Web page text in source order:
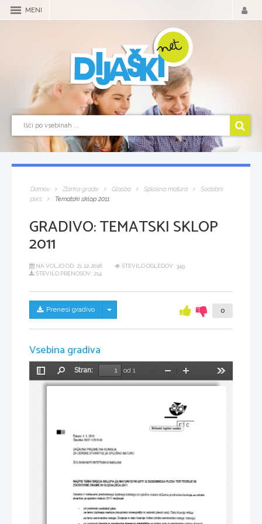
MENI
Domov Zbirka gradiv Glasba Splošna matura
Sodobni
ples
Tematski sklop 2011
GRADIVO:TEMATSKI SKLOP
2011
NA VOLJO OD: 21.12.2018
ŠTEVILO OGLEDOV: 349
ŠTEVILO PRENOSOV: 214
Prenesi gradivo Skrij/prikaži meni 0
Vsebina gradiva
Preklopi
stransko
Stran:
od 1
Pomanjšaj
J
g
-
r c
rDatum:2.3.2010
Stevilka: 6037 -1 12010-M
DRZAVNA PREDMETNA KOMISIJA
ZA ODRSKE STVARITVE ZA SPLOSNO MATURO
SolsrcM MATURTTETNTM KoMtslJAM
RAZPIS TEMATSKEGA SKLOPAZA MATURITETNI IZPIT IZ SODOBNEGA PLESA TER TEORIJE IN
zcoDovtNE DRAME rn oleoRl6enzott
Skladno z zahtevami predmetnega izpitnega kataloga za splo5no maturo drZavna predmetna komisija za odrske
stvaritve za splo5no maturo 2011 razpisuje:
pri predmetu sodobni ples:
za temo izpitnega nastopa (skupinsko koreografijo in avtorski plesni solo): Dela Ksenije Hribar
za temo seminanske naloge: Zivfenje in delo Ksenije Hribar (oblika seminarske naloge: intervju)
pri predmetu teorija zgodovina in gledali5de